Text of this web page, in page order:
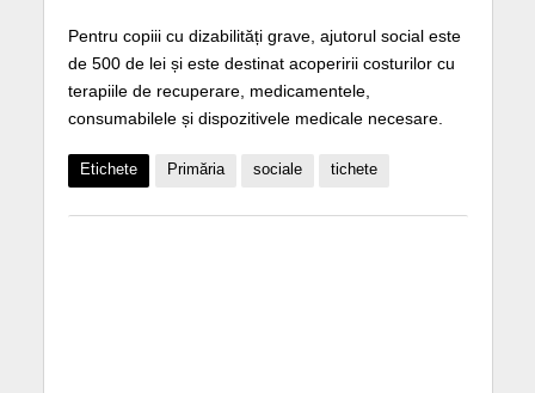
Pentru copiii cu dizabilități grave, ajutorul social este
de 500 de lei și este destinat acoperirii costurilor cu
terapiile de recuperare, medicamentele,
consumabilele și dispozitivele medicale necesare.
Etichete Primăria sociale tichete